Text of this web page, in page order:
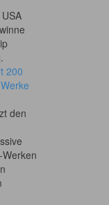
200
den